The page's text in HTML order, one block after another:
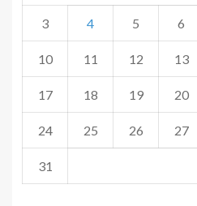
3 4 5 6
10 11 12 13
17 18 19 20
24 25 26 27
31